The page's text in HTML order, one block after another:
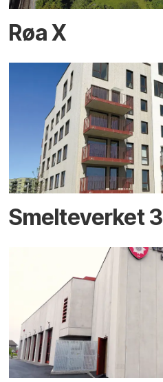
Røa X
Smelteverket 3